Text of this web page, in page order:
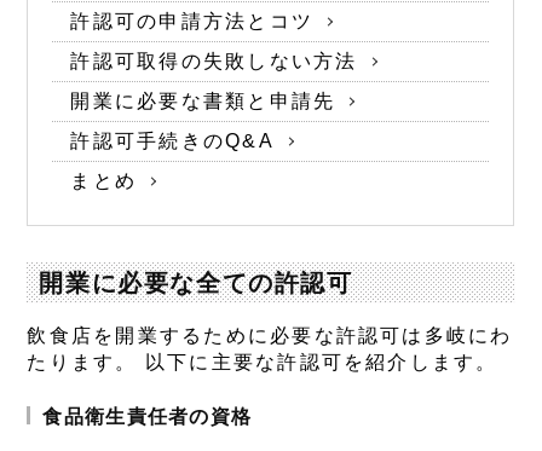
許認可の申請方法とコツ
許認可取得の失敗しない方法
開業に必要な書類と申請先
許認可手続きのQ&A
まとめ
開業に必要な全ての許認可
飲食店を開業するために必要な許認可は多岐にわ
たります。 以下に主要な許認可を紹介します。
食品衛生責任者の資格